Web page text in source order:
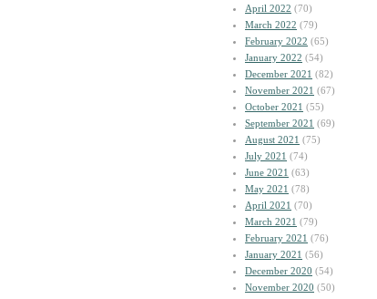
April 2022 (70)
March 2022 (79)
February 2022 (65)
January 2022 (54)
December 2021 (82)
November 2021 (67)
October 2021 (55)
September 2021 (69)
August 2021 (75)
July 2021 (74)
June 2021 (63)
May 2021 (78)
April 2021 (70)
March 2021 (79)
February 2021 (76)
January 2021 (56)
December 2020 (54)
November 2020 (50)